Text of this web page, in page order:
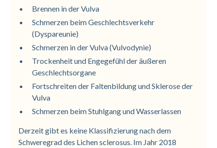
Brennen in der Vulva
Schmerzen beim Geschlechtsverkehr
(Dyspareunie)
Schmerzen in der Vulva (Vulvodynie)
Trockenheit und Engegefühl der äußeren
Geschlechtsorgane
Fortschreiten der Faltenbildung und Sklerose der
Vulva
Schmerzen beim Stuhlgang und Wasserlassen
Derzeit gibt es keine Klassifizierung nach dem
Schweregrad des Lichen sclerosus. Im Jahr 2018